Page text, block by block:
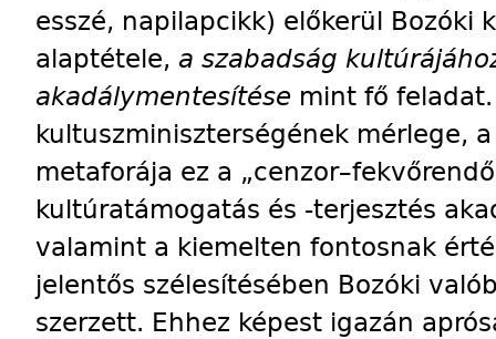
esszé, napilapcikk) előkerül Bozóki
alaptétele, a szabadság
akadálymentesítése mint fő
kultuszminiszterségének mérlege,
metaforája ez a
kultúratámogatás és -terjesztés
valamint a kiemelten fontosnak
jelentős szélesítésében Bozóki
szerzett. Ehhez képest igazán